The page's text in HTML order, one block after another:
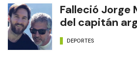
Falleció Jorge
del capitán
DEPORTES